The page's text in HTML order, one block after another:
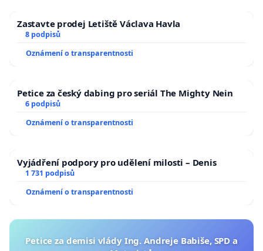
Zastavte prodej Letiště Václava Havla
8 podpisů
Oznámení o transparentnosti
Petice za český dabing pro seriál The Mighty Nein
6 podpisů
Oznámení o transparentnosti
Vyjádření podpory pro udělení milosti – Denis
1 731 podpisů
Oznámení o transparentnosti
Petice za demisi vlády Ing. Andreje Babiše, SPD a